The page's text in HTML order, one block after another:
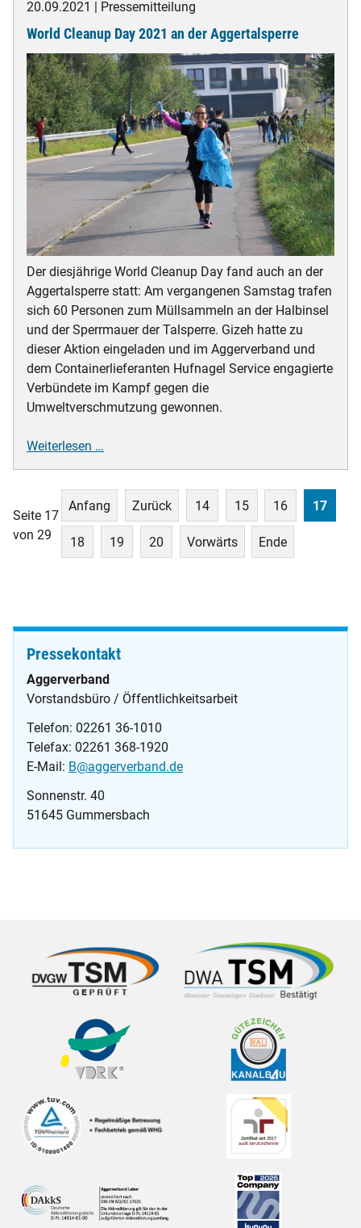
seinen
Flächen
-
eine
Kooperation
mit
dem
NABU
Oberberg
20.09.2021 Pressemitteilung
World Cleanup Day 2021 an der Aggertalsperre
Der diesjährige World Cleanup Day fand auch an der
Aggertalsperre statt: Am vergangenen Samstag trafen
sich 60 Personen zum Müllsammeln an der Halbinsel
und der Sperrmauer der Talsperre. Gizeh hatte zu
dieser Aktion eingeladen und im Aggerverband und
dem Containerlieferanten Hufnagel Service engagierte
Verbündete im Kampf gegen die
Umweltverschmutzung gewonnen.
Weiterlesen …
2021
an
der
Aggertalsperre
Seite 17
von 29
Anfang Zurück 14 15 16 17
18 19 20 Vorwärts Ende
Pressekontakt
Aggerverband
Vorstandsbüro / Öffentlichkeitsarbeit
Telefon: 02261 36-1010
Telefax: 02261 368-1920
E-Mail: B@aggerverband.de
Sonnenstr. 40
51645 Gummersbach